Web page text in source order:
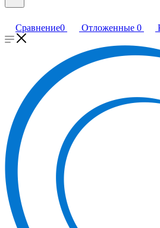
Сравнение0 Отложенные 0